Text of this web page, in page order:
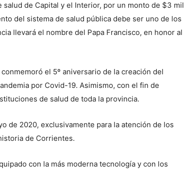
de Capital y el Interior, por un monto de $3 mil
del sistema de salud pública debe ser uno de los
llevará el nombre del Papa Francisco, en honor al
el 5º aniversario de la creación del
por Covid-19. Asimismo, con el fin de
de salud de toda la provincia.
de 2020, exclusivamente para la atención de los
de Corrientes.
con la más moderna tecnología y con los